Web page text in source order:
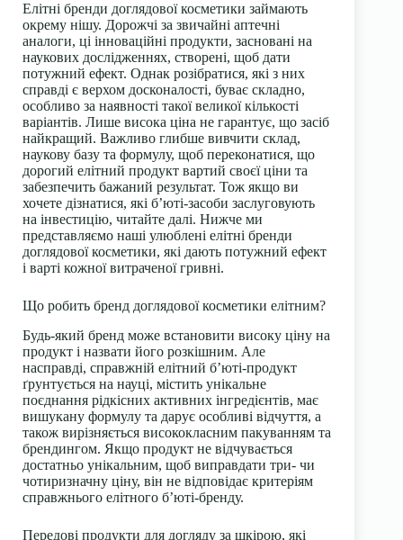
Елітні бренди доглядової косметики займають
окрему нішу. Дорожчі за звичайні аптечні
аналоги, ці інноваційні продукти, засновані на
наукових дослідженнях, створені, щоб дати
потужний ефект. Однак розібратися, які з них
справді є верхом досконалості, буває складно,
особливо за наявності такої великої кількості
варіантів. Лише висока ціна не гарантує, що засіб
найкращий. Важливо глибше вивчити склад,
наукову базу та формулу, щоб переконатися, що
дорогий елітний продукт вартий своєї ціни та
забезпечить бажаний результат. Тож якщо ви
хочете дізнатися, які б’юті-засоби заслуговують
на інвестицію, читайте далі. Нижче ми
представляємо наші улюблені елітні бренди
доглядової косметики, які дають потужний ефект
і варті кожної витраченої гривні.
Що робить бренд доглядової косметики елітним?
Будь-який бренд може встановити високу ціну на
продукт і назвати його розкішним. Але
насправді, справжній елітний б’юті-продукт
ґрунтується на науці, містить унікальне
поєднання рідкісних активних інгредієнтів, має
вишукану формулу та дарує особливі відчуття, а
також вирізняється висококласним пакуванням та
брендингом. Якщо продукт не відчувається
достатньо унікальним, щоб виправдати три- чи
чотиризначну ціну, він не відповідає критеріям
справжнього елітного б’юті-бренду.
Передові продукти для догляду за шкірою, які